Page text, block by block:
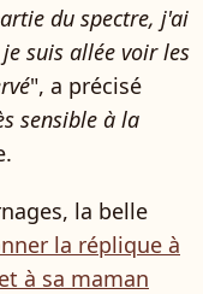
du spectre, j'ai
suis allée voir les
", a précisé
sensible à la
la belle
la réplique à
à sa maman